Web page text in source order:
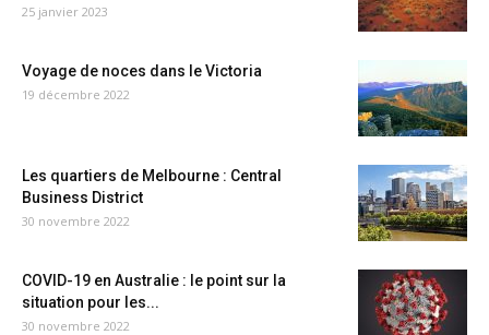
25 janvier 2023
Voyage de noces dans le Victoria
19 décembre 2022
Les quartiers de Melbourne : Central
Business District
30 novembre 2022
COVID-19 en Australie : le point sur la
situation pour les...
30 novembre 2022